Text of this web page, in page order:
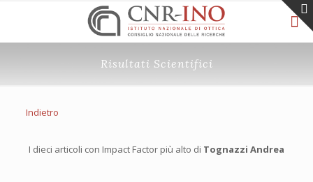
Risultati Scientifici
Indietro
I dieci articoli con Impact Factor più alto di Tognazzi Andrea